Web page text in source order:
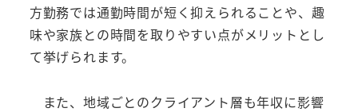
方勤務では通勤時間が短く抑えられることや、趣
味や家族との時間を取りやすい点がメリットとし
て挙げられます。
また、地域ごとのクライアント層も年収に影響